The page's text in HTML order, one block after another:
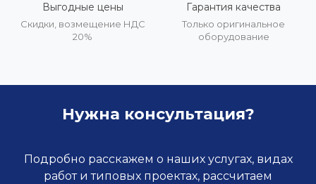
Выгодные цены
Скидки, возмещение НДС
20%
Гарантия качества
Только оригинальное
оборудование
Нужна консультация?
Подробно расскажем о наших услугах, видах
работ и типовых проектах, рассчитаем